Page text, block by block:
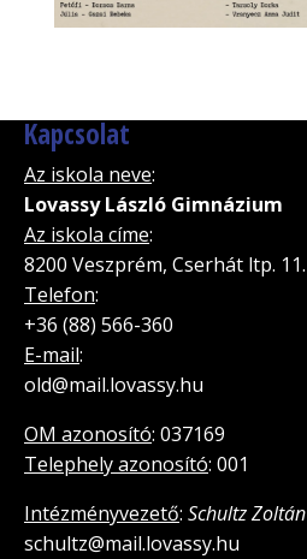
Kapcsolat
Az iskola neve:
Lovassy László Gimnázium
Az iskola címe:
8200 Veszprém, Cserhát ltp. 11.
Telefon:
+36 (88) 566-360
E-mail:
old@mail.lovassy.hu
OM azonosító: 037169
Telephely azonosító: 001
Intézményvezető: Schultz Zoltán
schultz@mail.lovassy.hu